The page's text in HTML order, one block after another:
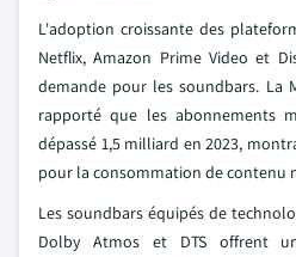
L'adoption croissante des
Netflix, Amazon Prime Video et
demande pour les soundbars. La
rapporté que les abonnements
dépassé 1,5 milliard en 2023,
pour la consommation de contenu
Les soundbars équipés de
Dolby Atmos et DTS offrent